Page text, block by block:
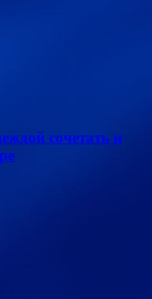
сочетать и